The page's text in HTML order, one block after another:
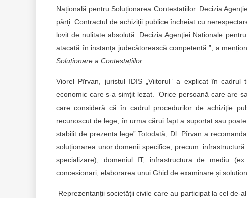
Națională pentru Soluționarea Contestațiilor. Decizia
părţi. Contractul de achiziţii publice încheiat cu
lovit de nulitate absolută. Decizia Agenţiei Naționale
atacată în instanţa judecătorească competentă.”, a
Soluționare a Contestațiilor
Viorel Pîrvan, juristul IDIS „Viitorul” a explicat în
economic care s-a simțit lezat. ”Orice persoană care are
care consideră că în cadrul procedurilor de achiziţie
recunoscut de lege, în urma cărui fapt a suportat sau
stabilit de prezenta lege”.Totodată, Dl. Pîrvan a
soluționarea unor domenii specifice, precum:
specializare); domeniul IT; infrastructura de mediu
concesionari; elaborarea unui Ghid de examinare și
Reprezentanții societății civile care au participat la cel